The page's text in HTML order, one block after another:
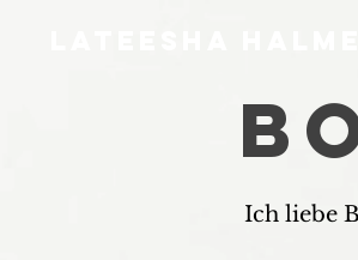
Ich liebe